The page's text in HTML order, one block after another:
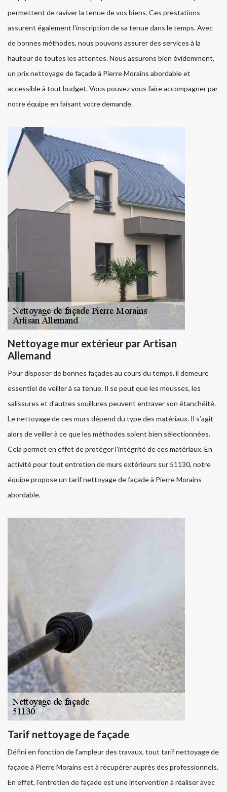
permettent de raviver la tenue de vos biens. Ces prestations
assurent également l’inscription de sa tenue dans le temps. Avec
de bonnes méthodes, nous pouvons assurer des services à la
hauteur de toutes les attentes. Nous assurons bien évidemment,
un prix nettoyage de façade à Pierre Morains abordable et
accessible à tout budget. Vous pouvez vous faire accompagner par
notre équipe en faisant votre demande.
Nettoyage mur extérieur par Artisan
Allemand
Pour disposer de bonnes façades au cours du temps, il demeure
essentiel de veiller à sa tenue. Il se peut que les mousses, les
salissures et d’autres souillures peuvent entraver son étanchéité.
Le nettoyage de ces murs dépend du type des matériaux. Il s’agit
alors de veiller à ce que les méthodes soient bien sélectionnées.
Cela permet en effet de protéger l’intégrité de ces matériaux. En
activité pour tout entretien de murs extérieurs sur 51130, notre
équipe propose un tarif nettoyage de façade à Pierre Morains
abordable.
Tarif nettoyage de façade
Défini en fonction de l’ampleur des travaux, tout tarif nettoyage de
façade à Pierre Morains est à récupérer auprès des professionnels.
En effet, l’entretien de façade est une intervention à réaliser avec